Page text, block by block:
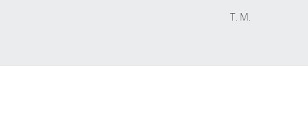
T. M.